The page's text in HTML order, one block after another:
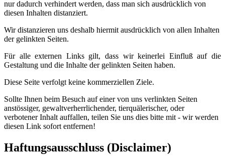
nur dadurch verhindert werden, dass man sich ausdrücklich von
diesen Inhalten distanziert.
Wir distanzieren uns deshalb hiermit ausdrücklich von allen Inhalten
der gelinkten Seiten.
Für alle externen Links gilt, dass wir keinerlei Einfluß auf die
Gestaltung und die Inhalte der gelinkten Seiten haben.
Diese Seite verfolgt keine kommerziellen Ziele.
Sollte Ihnen beim Besuch auf einer von uns verlinkten Seiten
anstössiger, gewaltverherrlichender, tierquälerischer, oder
verbotener Inhalt auffallen, teilen Sie uns dies bitte mit - wir werden
diesen Link sofort entfernen!
Haftungsausschluss (Disclaimer)